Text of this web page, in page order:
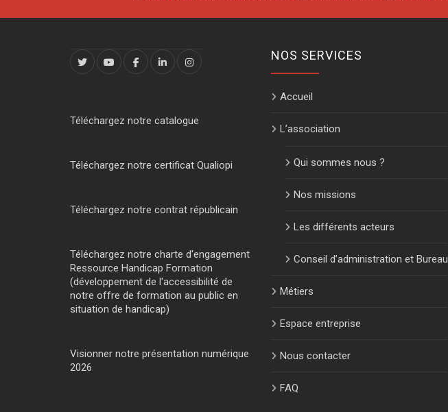
Téléchargez notre catalogue
Téléchargez notre certificat Qualiopi
Téléchargez notre contrat républicain
Téléchargez notre charte d'engagement
Ressource Handicap Formation
(développement de l'accessibilité de
notre offre de formation au public en
situation de handicap)
Visionner notre présentation numérique
2026
NOS SERVICES
Accueil
L’association
Qui sommes nous ?
Nos missions
Les différents acteurs
Conseil d’administration et Bureau
Métiers
Espace entreprise
Nous contacter
FAQ